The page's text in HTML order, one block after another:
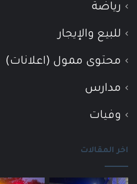
رياضة
للبيع والإيجار
محتوى ممول (اعلانات)
مدارس
وفيات
اخر المقالات